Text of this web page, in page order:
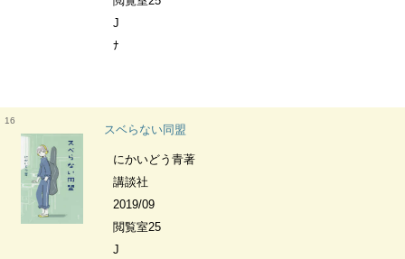
J
ﾅ
16
スベらない同盟
にかいどう青著
講談社
2019/09
閲覧室25
J